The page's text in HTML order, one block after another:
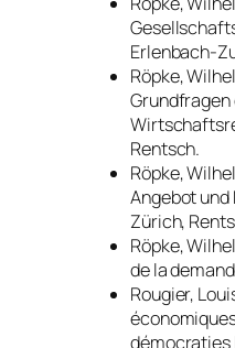
Erlenbach-
Röpke,
Rentsch.
Röpke,
Angebot
Zürich,
Röpke,
de la
Rougier,
démocraties